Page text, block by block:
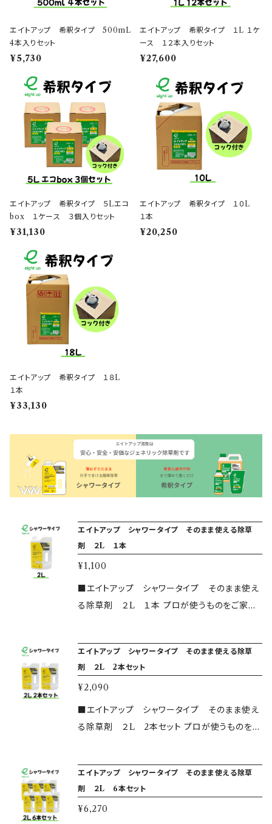
エイトアップ 希釈タイプ 500mL
4本入りセット
¥5,730
エイトアップ 希釈タイプ １L １ケ
ース １２本入りセット
¥27,600
エイトアップ 希釈タイプ ５Lエコ
box １ケース ３個入りセット
¥31,130
エイトアップ 希釈タイプ １０L
１本
¥20,250
エイトアップ 希釈タイプ １８L
１本
¥33,130
エイトアップ シャワータイプ そのまま使える除草
剤 ２L １本
¥1,100
■エイトアップ シャワータイプ そのまま使え
る除草剤 ２L １本 プロが使うものをご家庭
しい安全基準をクリアした、農林水産省登録第2
3947号の非農耕地登録品です。 除草成分はア
ミノ酸が主ですので、地面に付着後すみやかに
分解され、毒性が土壌に蓄積されることはあり
ません。 ペットのいるお庭でも安心。 ・使用方法
車場、墓地などでご利用いただけます。 ２L1本
で通常の除草なら15~30坪に、スギナの場合は6
坪に散布いただけます。 上記以外でご質問ござ
エイトアップ シャワータイプ そのまま使える除草
剤 ２L 2本セット
¥2,090
■エイトアップ シャワータイプ そのまま使え
る除草剤 ２L 2本セット プロが使うものをご
の厳しい安全基準をクリアした、農林水産省登
録第23947号の非農耕地登録品です。 除草成分
はアミノ酸が主ですので、地面に付着後すみや
エイトアップ シャワータイプ そのまま使える除草
剤 ２L 6本セット
¥6,270